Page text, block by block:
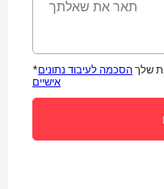
שלךהסכמה לעיבוד נתונים
אישיים